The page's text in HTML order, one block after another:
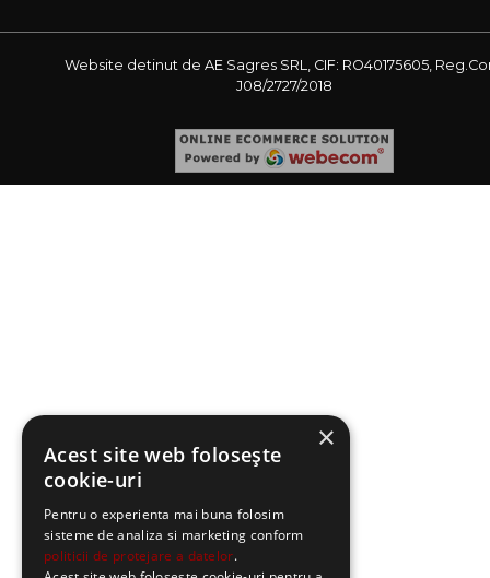
Website detinut de AE Sagres SRL, CIF: RO40175605,
J08/2727/2018
×
Acest site web folosește
cookie-uri
Pentru o experienta mai buna folosim
sisteme de analiza si marketing conform
politicii de protejare a datelor.